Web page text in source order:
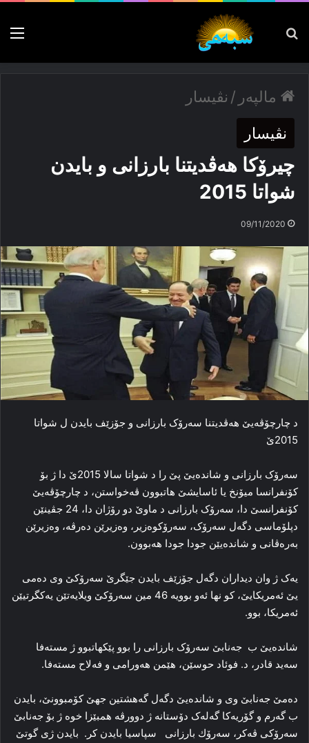
پەیدا بکە
مالپەر / نڤیسار
نڤیسار
چیرۆكا ھەڤدیتنا بارزانی و بایدن
شواتا 2015
09/11/2020
د چارچۆڤەیێ ھەڤدیتنا سەرۆک بارزانی و جۆزێف بایدن ل شواتا
2015ێ
سەرۆک بارزانی و شاندەیێ پێ را د شواتا سالا 2015ێ دا ژ بۆ
کۆنفرانسا میۆنخ یا ئاسایشێ ھاتبوون ڤەخواستن، د چارچۆڤەیێ
کۆنفرانسێ دا، سەرۆک بارزانی د ماوێ دو رۆژان دا، 24 جڤینێن
دپلۆماسی دگەل سەرۆک، سەرۆکوەزیر، وەزیرێن دەرڤە، وەزیرێن
بەرەڤانی و شاندەیێن جودا جودا ھەبوون.
یەک ژ وان دیداران دگەل جۆزێف بایدن جێگرێ سەرۆکێ وی دەمی
یێ ئەمریکایێ، کو نھا ئەو بوویە 46 مین سەرۆکێ ویلایەتێن یەکگرتیێن
ئەمریکا، بوو.
شاندەیێ ب جەنابێ سەرۆک بارزانی را بوو پێکھاتبوو ژ مستەفا
سەید قادر، د. فوئاد حوسێن، ھێمن ھەورامی و فەلاح مستەفا.
دەمێ جەنابێ وی و شاندەیێ دگەل گەھشتین جھێ کۆمبوونێ، بایدن
ب گەرم و گۆریەکا گەلەک دۆستانە ژ دوورڤە ھمبێزا خوە ژ بۆ جەنابێ
سەرۆکی ڤەکر، سەرۆك بارزانی سپاسیا بایدن کر. بایدن ژی گوتێ